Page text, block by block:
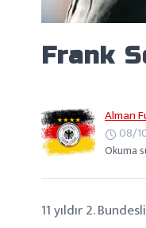
Frank
Alman
08/
Okuma
11 yıldır 2.